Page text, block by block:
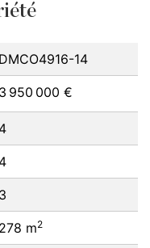
DMCO4916-14
3 950 000 €
4
4
3
278 m2